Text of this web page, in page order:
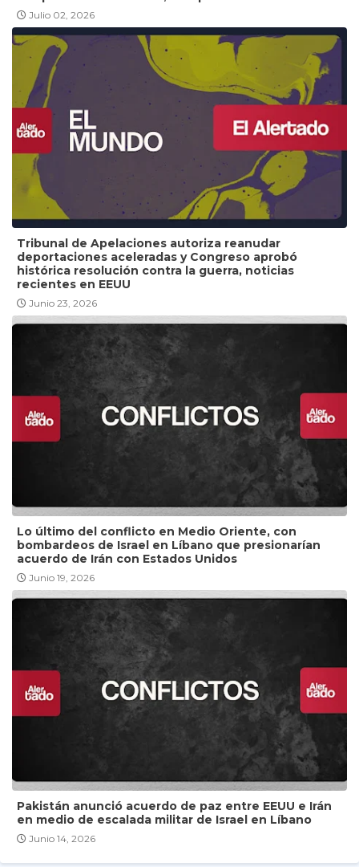
Julio 02, 2026
Tribunal de Apelaciones autoriza reanudar
deportaciones aceleradas y Congreso aprobó
histórica resolución contra la guerra, noticias
recientes en EEUU
Junio 23, 2026
Lo último del conflicto en Medio Oriente, con
bombardeos de Israel en Líbano que presionarían
acuerdo de Irán con Estados Unidos
Junio 19, 2026
Pakistán anunció acuerdo de paz entre EEUU e Irán
en medio de escalada militar de Israel en Líbano
Junio 14, 2026